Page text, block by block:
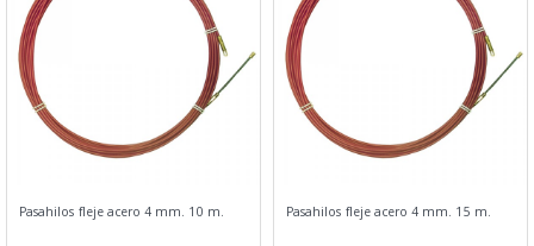
Pasahilos fleje acero 4 mm. 10 m. Pasahilos fleje acero 4 mm. 15 m.